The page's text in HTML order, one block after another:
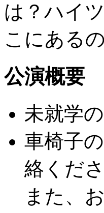
は？ハイ
こにある
公演概要
未就学
車椅子
絡くださ
また、